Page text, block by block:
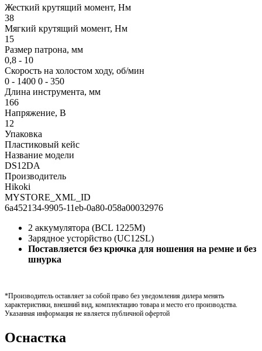
Жесткий крутящий момент, Нм
38
Мягкий крутящий момент, Нм
15
Размер патрона, мм
0,8 - 10
Скорость на холостом ходу, об/мин
0 - 1400 0 - 350
Длина инструмента, мм
166
Напряжение, В
12
Упаковка
Пластиковый кейс
Название модели
DS12DA
Производитель
Hikoki
MYSTORE_XML_ID
6a452134-9905-11eb-0a80-058a00032976
2 аккумулятора (BCL 1225M)
Зарядное усторйство (UC12SL)
Поставляется без крючка для ношения на ремне и без
шнурка
*Производитель оставляет за собой право без уведомления дилера менять
характеристики, внешний вид, комплектацию товара и место его производства.
Указанная информация не является публичной офертой
Оснастка